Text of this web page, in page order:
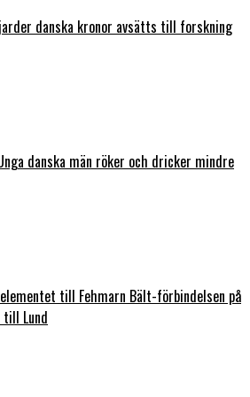
danska kronor avsätts till forskning
danska män röker och dricker mindre
till Fehmarn Bält-förbindelsen på
Lund